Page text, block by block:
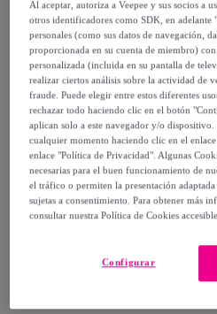
-84%
Vendido porDiseño de
Entrega
Entrega desde6,05 €
Gratis desde 66,55 € de compra
y el
Al aceptar, autoriza a Veepee y sus socios a
otros identificadores como SDK, en adelante
personales (como sus datos de navegación,
proporcionada en su cuenta de miembro)
personalizada (incluida en su pantalla de
realizar ciertos análisis sobre la actividad de
fraude. Puede elegir entre estos diferentes
rechazar todo haciendo clic en el botón
aplican solo a este navegador y/o dispositivo.
cualquier momento haciendo clic en el
enlace "Política de Privacidad". Algunas
necesarias para el buen funcionamiento de
el tráfico o permiten la presentación
sujetas a consentimiento. Para obtener más
consultar nuestra Política de Cookies accesible
Configurar